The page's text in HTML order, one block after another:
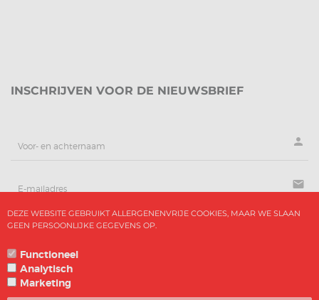
INSCHRIJVEN VOOR DE NIEUWSBRIEF
person
mail
DEZE WEBSITE GEBRUIKT ALLERGENENVRIJE COOKIES, MAAR WE SLAAN
GEEN PERSOONLIJKE GEGEVENS OP.
Functioneel
Analytisch
Marketing